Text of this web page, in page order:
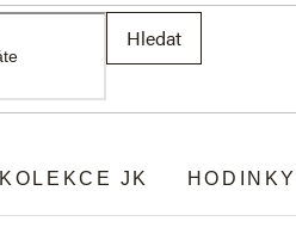
Hledat
KOLEKCE JK HODINKY